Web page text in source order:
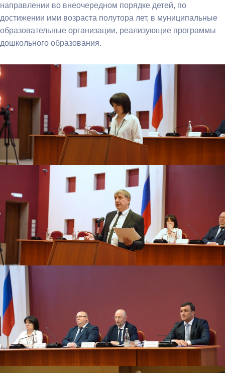
направлении во внеочередном порядке детей, по
достижении ими возраста полутора лет, в муниципальные
образовательные организации, реализующие программы
дошкольного образования.